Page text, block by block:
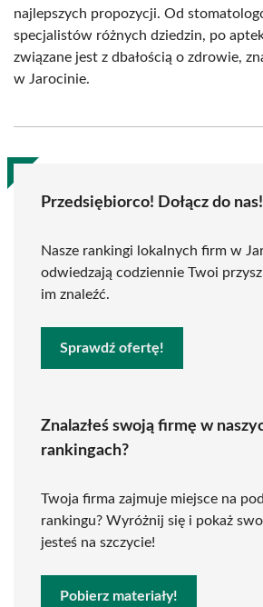
najlepszych propozycji. Od
specjalistów różnych dziedzin, po
związane jest z dbałością o zdrowie,
w Jarocinie.
Przedsiębiorco! Dołącz do nas!
Nasze rankingi lokalnych firm w
odwiedzają codziennie Twoi
im znaleźć.
Sprawdź ofertę!
Znalazłeś swoją firmę w
rankingach?
Twoja firma zajmuje miejsce na
rankingu? Wyróżnij się i pokaż
jesteś na szczycie!
Pobierz materiały!